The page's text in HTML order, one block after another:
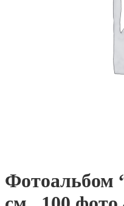
Фотоальбом